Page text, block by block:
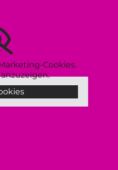
Cookies,